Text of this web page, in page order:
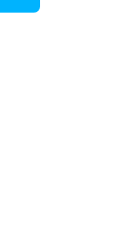
đã chụp ảnh rất đẹp
Kuo cho biết Táo
thì toàn bộ ba